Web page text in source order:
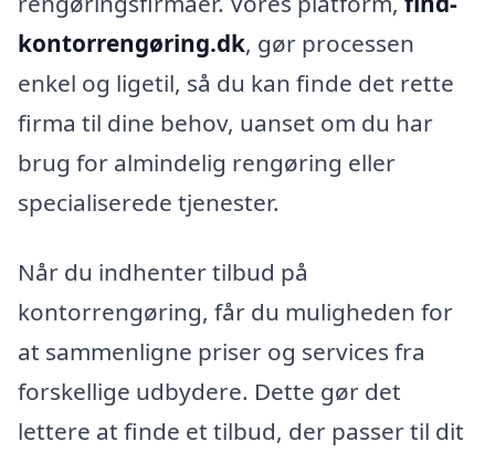
kontorrengøring.dk, gør processen
enkel og ligetil, så du kan finde det rette
firma til dine behov, uanset om du har
brug for almindelig rengøring eller
specialiserede tjenester.
Når du indhenter tilbud på
kontorrengøring, får du muligheden for
at sammenligne priser og services fra
forskellige udbydere. Dette gør det
lettere at finde et tilbud, der passer til dit